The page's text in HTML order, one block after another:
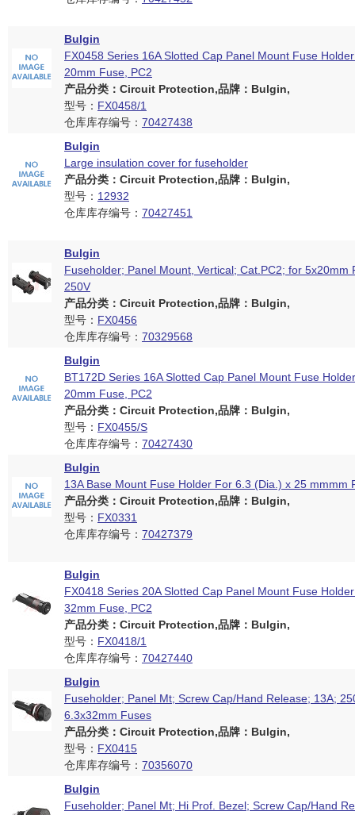
Bulgin
FX0458 Series 16A Slotted Cap Panel Mount Fuse
20mm Fuse, PC2
产品分类：Circuit Protection,品牌：Bulgin,
型号： FX0458/1
仓库库存编号： 70427438
Bulgin
Large insulation cover for fuseholder
产品分类：Circuit Protection,品牌：Bulgin,
型号： 12932
仓库库存编号： 70427451
Bulgin
Fuseholder; Panel Mount, Vertical; Cat.PC2; for 5x20mm
250V
产品分类：Circuit Protection,品牌：Bulgin,
型号： FX0456
仓库库存编号： 70329568
Bulgin
BT172D Series 16A Slotted Cap Panel Mount Fuse
20mm Fuse, PC2
产品分类：Circuit Protection,品牌：Bulgin,
型号： FX0455/S
仓库库存编号： 70427430
Bulgin
13A Base Mount Fuse Holder For 6.3 (Dia.) x 25 mmmm
产品分类：Circuit Protection,品牌：Bulgin,
型号： FX0331
仓库库存编号： 70427379
Bulgin
FX0418 Series 20A Slotted Cap Panel Mount Fuse
32mm Fuse, PC2
产品分类：Circuit Protection,品牌：Bulgin,
型号： FX0418/1
仓库库存编号： 70427440
Bulgin
Fuseholder; Panel Mt; Screw Cap/Hand Release; 13A;
6.3x32mm Fuses
产品分类：Circuit Protection,品牌：Bulgin,
型号： FX0415
仓库库存编号： 70356070
Bulgin
Fuseholder; Panel Mt; Hi Prof. Bezel; Screw Cap/Hand